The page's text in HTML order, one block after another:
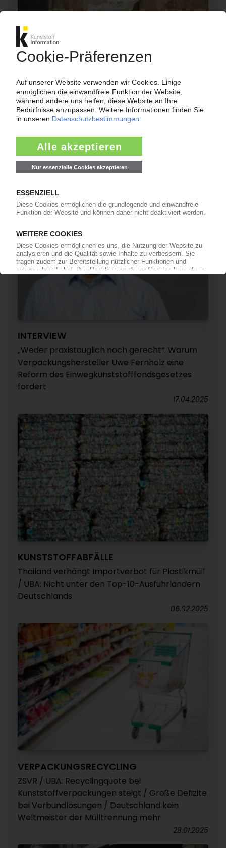
Einwegkunststofffonds: Fristverlängerung für
Mengenmeldung / Registrierungen deutlich
unter Plan
INTERVIEW
„Weder praxistauglich noch gerecht“: Warum
Verpackungshersteller Uwe Fernholz eine
Reform des Einwegkunststofffondsgesetzes
fordert
17.04.2025
KUNSTSTOFFABFÄLLE
Thailand verhängt Importverbot für Plastikmüll
/ UBA: Nicht unter den Top-10-Ausfuhrländern
Deutschlands
06.02.2025
VERPACKUNGSRECYCLING
ZSVR / UBA: Recyclingquote bei
Kunststoffverpackungen steigt / Große Defizite
bei Verbundlösungen / Deutschland kein
Weltmeister der Mülltrennung mehr
28.01.2025